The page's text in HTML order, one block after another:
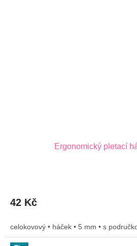
Ergonomický pletací
42 Kč
celokovový • háček • 5 mm • s